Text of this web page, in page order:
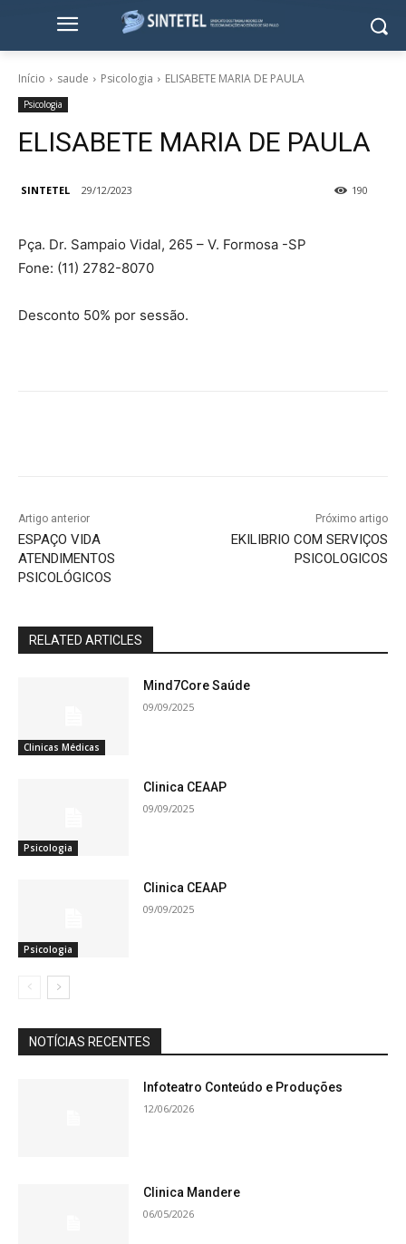
Início saude Psicologia ELISABETE MARIA DE PAULA
Psicologia
ELISABETE MARIA DE PAULA
SINTETEL 29/12/2023 190
Pça. Dr. Sampaio Vidal, 265 – V. Formosa -SP
Fone: (11) 2782-8070
Desconto 50% por sessão.
Artigo anterior
ESPAÇO VIDA
ATENDIMENTOS
PSICOLÓGICOS
Próximo artigo
EKILIBRIO COM SERVIÇOS
PSICOLOGICOS
RELATED ARTICLES
Clinicas Médicas
Mind7Core Saúde
09/09/2025
Psicologia
Clinica CEAAP
09/09/2025
Psicologia
Clinica CEAAP
09/09/2025
NOTÍCIAS RECENTES
Infoteatro Conteúdo e Produções
12/06/2026
Clinica Mandere
06/05/2026